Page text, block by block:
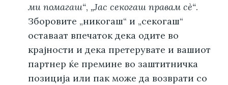
ми помагаш“, „Јас секогаш правам сè“.
Зборовите „никогаш“ и „секогаш“
оставаат впечаток дека одите во
крајности и дека претерувате и вашиот
партнер ќе премине во заштитничка
позиција или пак може да возврати со